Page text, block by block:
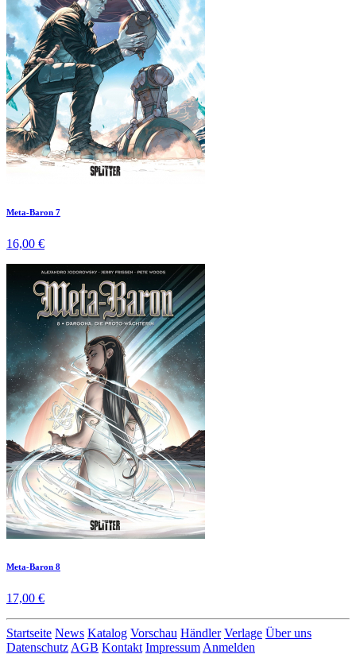
Meta-Baron 7
16,00 €
Meta-Baron 8
17,00 €
Startseite News Katalog Vorschau Händler Verlage Über uns
Datenschutz AGB Kontakt Impressum Anmelden